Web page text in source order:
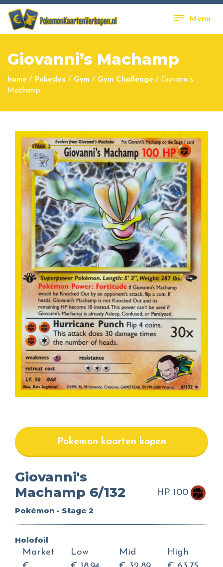
Menu
Giovanni’s Machamp
home / Pokedex / Gym / Gym Challenge / Giovanni’s
Machamp
Pokemon kaarten kopen
Giovanni's
Machamp 6/132
Pokémon - Stage 2
HP 100
Holofoil
Market
Low
Mid
High